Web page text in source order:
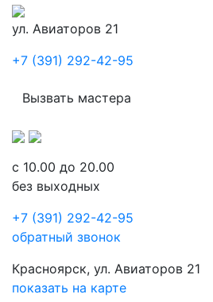
ул. Авиаторов 21
+7 (391) 292-42-95
Вызвать мастера
с 10.00 до 20.00
без выходных
+7 (391) 292-42-95
обратный звонок
Красноярск, ул. Авиаторов 21
показать на карте